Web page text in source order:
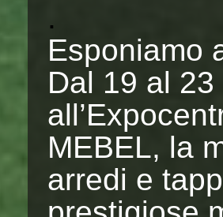
.
Esponiamo
Dal 19 al
MEBEL, la
arredi e